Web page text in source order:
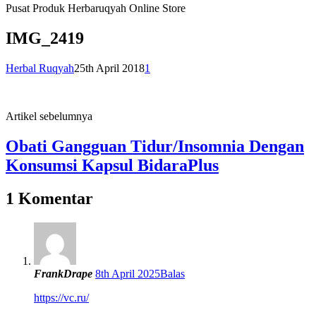
Pusat Produk Herbaruqyah Online Store
IMG_2419
Herbal Ruqyah25th April 20181
Artikel sebelumnya
Obati Gangguan Tidur/Insomnia Dengan
Konsumsi Kapsul BidaraPlus
1 Komentar
FrankDrape 8th April 2025Balas
https://vc.ru/